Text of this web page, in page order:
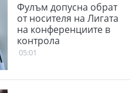
Фулъм допусна обрат
от носителя на Лигата
на конференциите в
контрола
05:01